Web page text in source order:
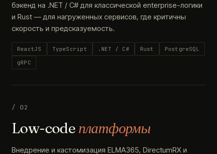
бэкенд на .NET / C# для классической enterprise-логики
и Rust — для нагруженных сервисов, где критичны
скорость и предсказуемость.
ReactJS TypeScript .NET / C# Rust
PostgreSQL
gRPC
/ 02
Low-code платформы
Внедрение и кастомизация ELMA365, DirectumRX и